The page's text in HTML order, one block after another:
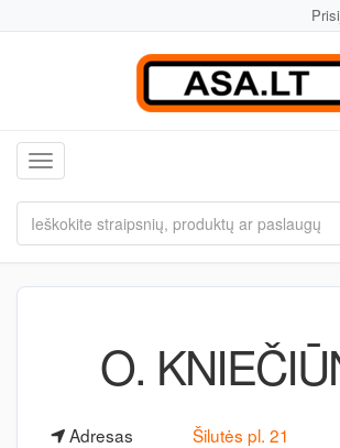
Toggle navigation
O.
Adresas
Šilutės pl. 21